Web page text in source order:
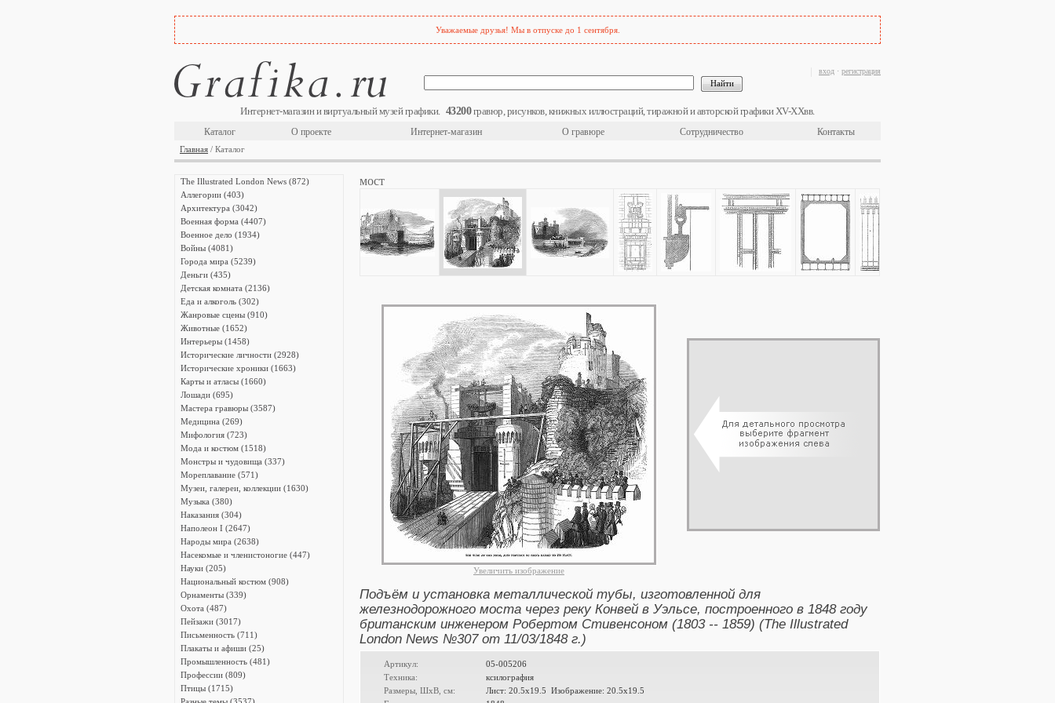
Уважаемые друзья! Мы в отпуске до 1 сентября.
вход · регистрация
Интернет-магазин и виртуальный музей графики. 43200гравюр, рисунков, книжных иллюстраций, тиражной и авторской графики XV-XXвв.
Каталог О проекте Интернет-магазин О гравюре Сотрудничество Контакты
Главная / Каталог
The Illustrated London News (872)
Аллегории (403)
Архитектура (3042)
Военная форма (4407)
Военное дело (1934)
Войны (4081)
Города мира (5239)
Деньги (435)
Детская комната (2136)
Еда и алкоголь (302)
Жанровые сцены (910)
Животные (1652)
Интерьеры (1458)
Исторические личности (2928)
Исторические хроники (1663)
Карты и атласы (1660)
Лошади (695)
Мастера гравюры (3587)
Медицина (269)
Мифология (723)
Мода и костюм (1518)
Монстры и чудовища (337)
Мореплавание (571)
Музеи, галереи, коллекции (1630)
Музыка (380)
Наказания (304)
Наполеон I (2647)
Народы мира (2638)
Насекомые и членистоногие (447)
Науки (205)
Национальный костюм (908)
Орнаменты (339)
Охота (487)
Пейзажи (3017)
Письменность (711)
Плакаты и афиши (25)
Промышленность (481)
Профессии (809)
Птицы (1715)
мост
Увеличить изображение
Подъём и установка металлической тубы, изготовленной для
железнодорожного моста через реку Конвей в Уэльсе, построенного в 1848 году
британским инженером Робертом Стивенсоном (1803 -- 1859) (The Illustrated
London News №307 от 11/03/1848 г.)
Артикул:
05-005206
Техника:
ксилография
Размеры, ШxВ, см:
Лист: 20.5x19.5 Изображение: 20.5x19.5